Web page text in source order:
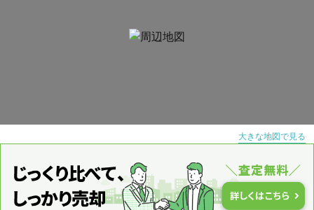
大きな地図で見る